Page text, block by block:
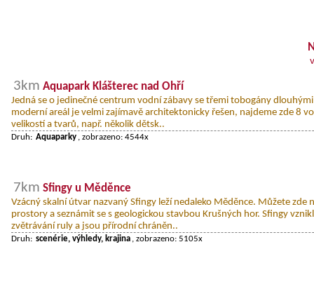
3km Aquapark Klášterec nad Ohří
Jedná se o jedinečné centrum vodní zábavy se třemi tobogány
moderní areál je velmi zajímavě architektonicky řešen, najdeme zde 8
velikostí a tvarů, např. několik dětsk..
Druh: Aquaparky , zobrazeno: 4544x
7km Sfingy u Měděnce
Vzácný skalní útvar nazvaný Sfingy leží nedaleko Měděnce. Můžete zde
prostory a seznámit se s geologickou stavbou Krušných hor. Sfingy
zvětrávání ruly a jsou přírodní chráněn..
Druh: scenérie, výhledy, krajina , zobrazeno: 5105x